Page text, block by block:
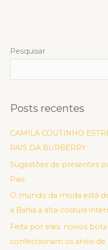
Pesquisar
Posts recentes
CAMILA COUTINHO
PAIS DA BURBERRY
Sugestões de presentes
Pais
O mundo da moda está
a Bahia à alta-costura
Feita por eles: noivos
confeccionam os anéis de